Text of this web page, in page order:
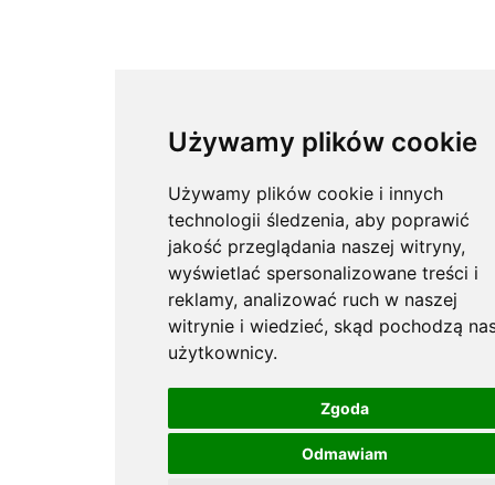
Używamy plików cookie
Używamy plików cookie i innych
technologii śledzenia, aby poprawić
jakość przeglądania naszej witryny,
wyświetlać spersonalizowane treści i
reklamy, analizować ruch w naszej
witrynie i wiedzieć, skąd pochodzą
użytkownicy.
Zgoda
Odmawiam